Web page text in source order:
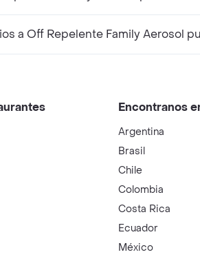
a Off Repelente Family Aerosol
Encontranos
Argentina
Brasil
Chile
Colombia
Costa Rica
Ecuador
México